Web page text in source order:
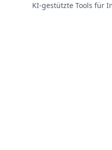
KI-gestützte Tools für